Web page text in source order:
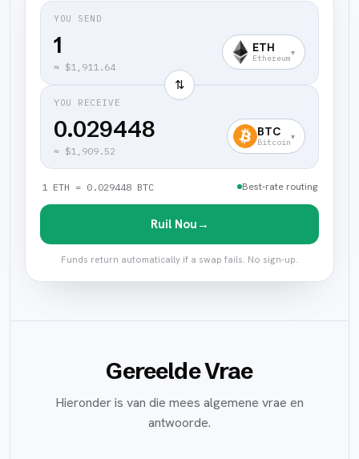
YOU SEND
≈ $1,911.64
ETH
Ethereum
▾
⇅
YOU RECEIVE
0.029448
≈ $1,909.52
BTC
Bitcoin
▾
1 ETH = 0.029448 BTC Best-rate routing
Ruil Nou →
Funds return automatically if a swap fails. No sign-up.
Gereelde Vrae
Hieronder is van die mees algemene vrae en
antwoorde.